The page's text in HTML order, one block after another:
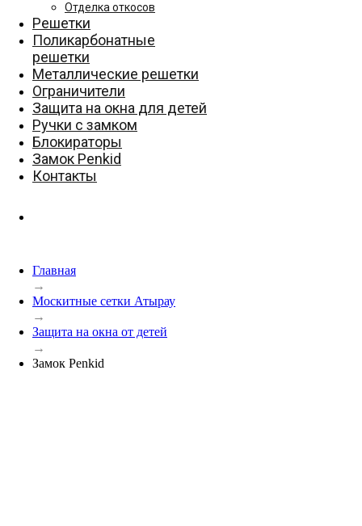
Отделка откосов
Решетки
Поликарбонатные
решетки
Металлические решетки
Ограничители
Защита на окна для детей
Ручки с замком
Блокираторы
Замок Penkid
Контакты
Главная
→
Москитные сетки Атырау
→
Защита на окна от детей
→
Замок Penkid